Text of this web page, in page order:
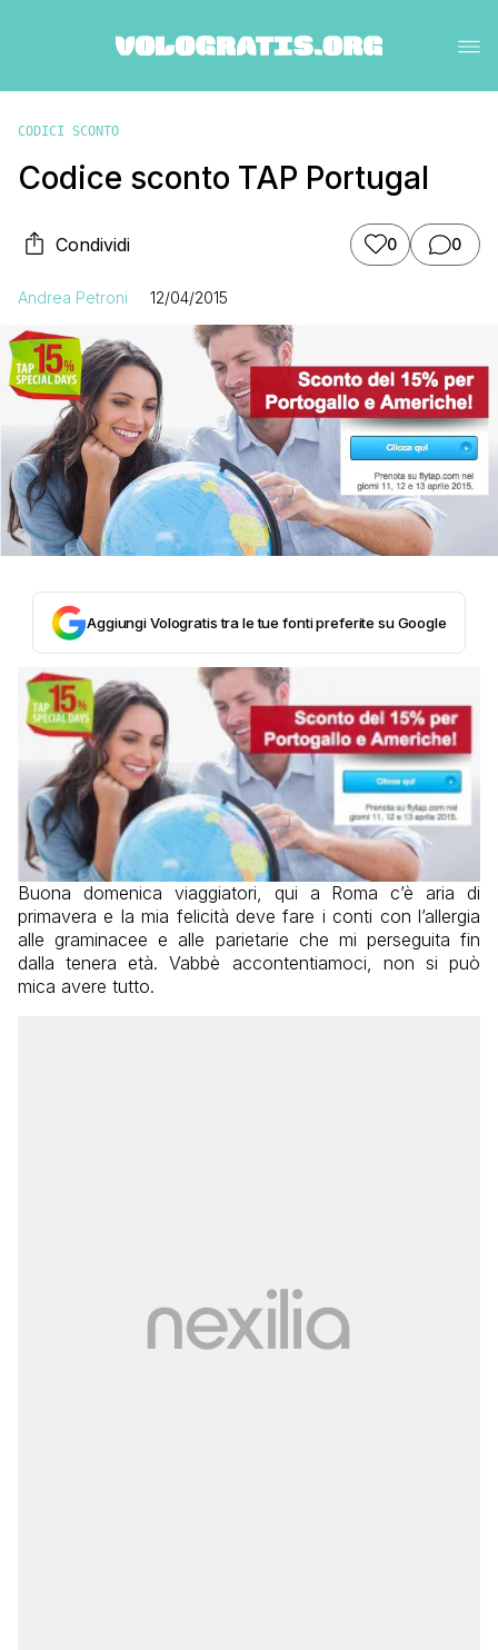
CODICI SCONTO
Codice sconto TAP Portugal
Condividi 0 0
Andrea Petroni 12/04/2015
Aggiungi Vologratis tra le tue fonti preferite su Google
Buona domenica viaggiatori, qui a Roma c’è aria di
primavera e la mia felicità deve fare i conti con l’allergia
alle graminacee e alle parietarie che mi perseguita fin
dalla tenera età. Vabbè accontentiamoci, non si può
mica avere tutto.